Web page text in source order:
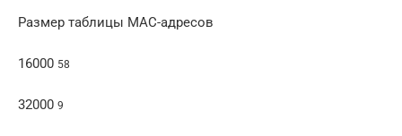
Размер таблицы MAC-адресов
16000 58
32000 9